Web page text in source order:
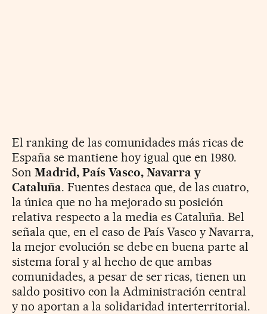
El ranking de las comunidades más ricas de
España se mantiene hoy igual que en 1980.
Son Madrid, País Vasco, Navarra y
Cataluña. Fuentes destaca que, de las cuatro,
la única que no ha mejorado su posición
relativa respecto a la media es Cataluña. Bel
señala que, en el caso de País Vasco y Navarra,
la mejor evolución se debe en buena parte al
sistema foral y al hecho de que ambas
comunidades, a pesar de ser ricas, tienen un
saldo positivo con la Administración central
y no aportan a la solidaridad interterritorial.